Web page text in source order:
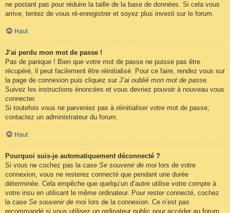
ne postant pas pour réduire la taille de la base de données. Si cela vous
arrive, tentez de vous ré-enregistrer et soyez plus investi sur le forum.
Haut
J’ai perdu mon mot de passe !
Pas de panique ! Bien que votre mot de passe ne puisse pas être
récupéré, il peut facilement être réinitialisé. Pour ce faire, rendez vous sur
la page de connexion puis cliquez sur J’ai oublié mon mot de passe.
Suivez les instructions énoncées et vous devriez pouvoir à nouveau vous
connecter.
Si toutefois vous ne parveniez pas à réinitialiser votre mot de passe,
contactez un administrateur du forum.
Haut
Pourquoi suis-je automatiquement déconnecté ?
Si vous ne cochez pas la case Se souvenir de moi lors de votre
connexion, vous ne resterez connecté que pendant une durée
déterminée. Cela empêche que quelqu’un d’autre utilise votre compte à
votre insu en utilisant le même ordinateur. Pour rester connecté, cochez
la case Se souvenir de moi lors de la connexion. Ce n’est pas
recommandé si vous utilisez un ordinateur public pour accéder au forum